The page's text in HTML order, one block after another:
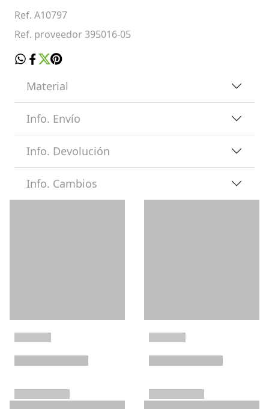
Ref. A10797
Ref. proveedor 395016-05
Material
Info. Envío
Info. Devolución
Info. Cambios